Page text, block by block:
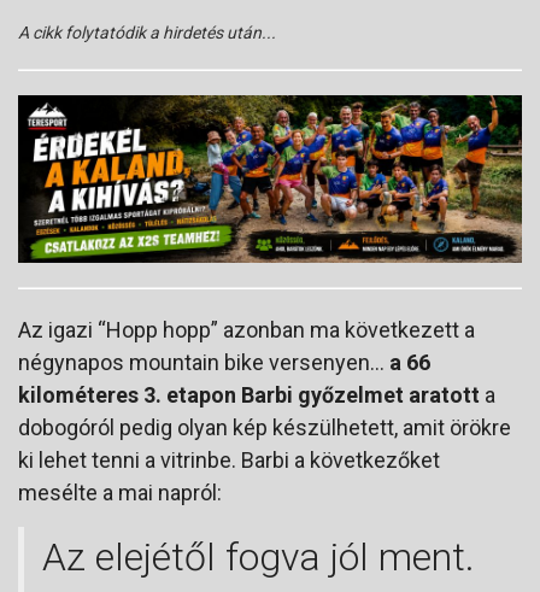
A cikk folytatódik a hirdetés után...
Az igazi “Hopp hopp” azonban ma következett a
négynapos mountain bike versenyen… a 66
kilométeres 3. etapon Barbi győzelmet aratott a
dobogóról pedig olyan kép készülhetett, amit örökre
ki lehet tenni a vitrinbe. Barbi a következőket
mesélte a mai napról:
Az elejétől fogva jól ment.